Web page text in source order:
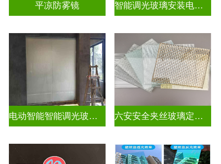
平凉防雾镜 智能调光玻璃安装电源视频教学大全
电动智能智能调光玻璃怎么调 六安安全夹丝玻璃定做电话